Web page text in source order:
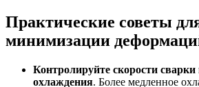
Практические советы
минимизации
Контролируйте скорости
охлаждения. Более медленное